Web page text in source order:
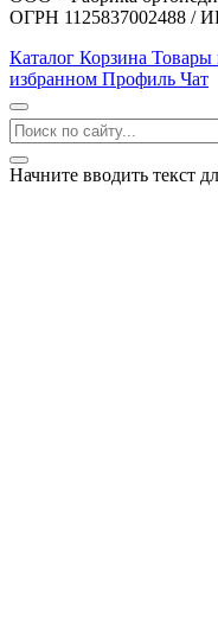
ОГРН 1125837002488 /
Каталог Корзина Товары
избранном Профиль Чат
Начните вводить текст